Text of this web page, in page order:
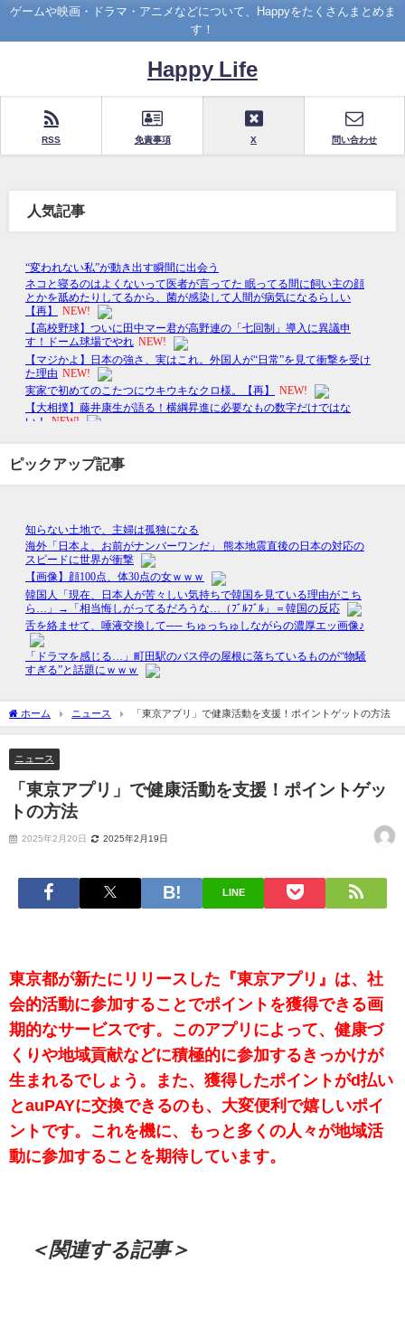
ゲームや映画・ドラマ・アニメなどについて、Happyをたくさんまとめま
す！
Happy Life
RSS 免責事項 X 問い合わせ
人気記事
ピックアップ記事
ホーム ニュース 「東京アプリ」で健康活動を支援！ポイントゲットの方法
ニュース
「東京アプリ」で健康活動を支援！ポイントゲッ
トの方法
2025年2月20日 2025年2月19日
LINE
東京都が新たにリリースした『東京アプリ』は、社
会的活動に参加することでポイントを獲得できる画
期的なサービスです。このアプリによって、健康づ
くりや地域貢献などに積極的に参加するきっかけが
生まれるでしょう。また、獲得したポイントがd払い
とauPAYに交換できるのも、大変便利で嬉しいポイ
ントです。これを機に、もっと多くの人々が地域活
動に参加することを期待しています。
＜関連する記事＞